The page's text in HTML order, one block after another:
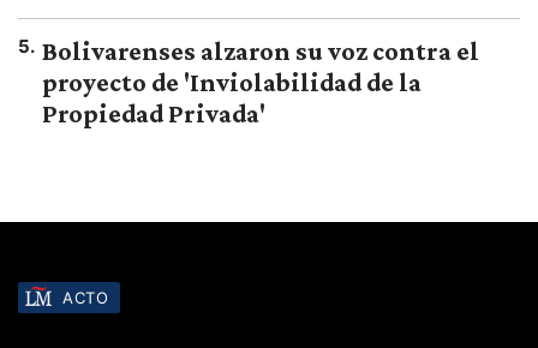
5. Bolivarenses alzaron su voz contra el
proyecto de 'Inviolabilidad de la
Propiedad Privada'
ACTO